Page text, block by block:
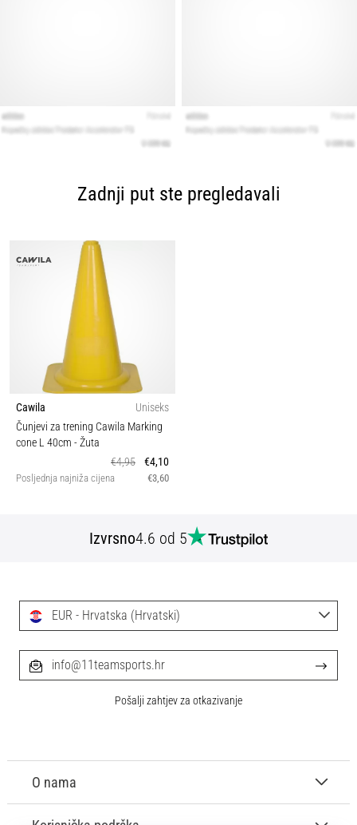
Zadnji put ste pregledavali
Cawila
Uniseks
Čunjevi za trening Cawila Marking
cone L 40cm - Žuta
€4,95
€4,10
Posljednja najniža cijena €3,60
Izvrsno4.6 od 5
O nama
EUR - Hrvatska (Hrvatski)
info@11teamsports.hr
Pošalji zahtjev za otkazivanje